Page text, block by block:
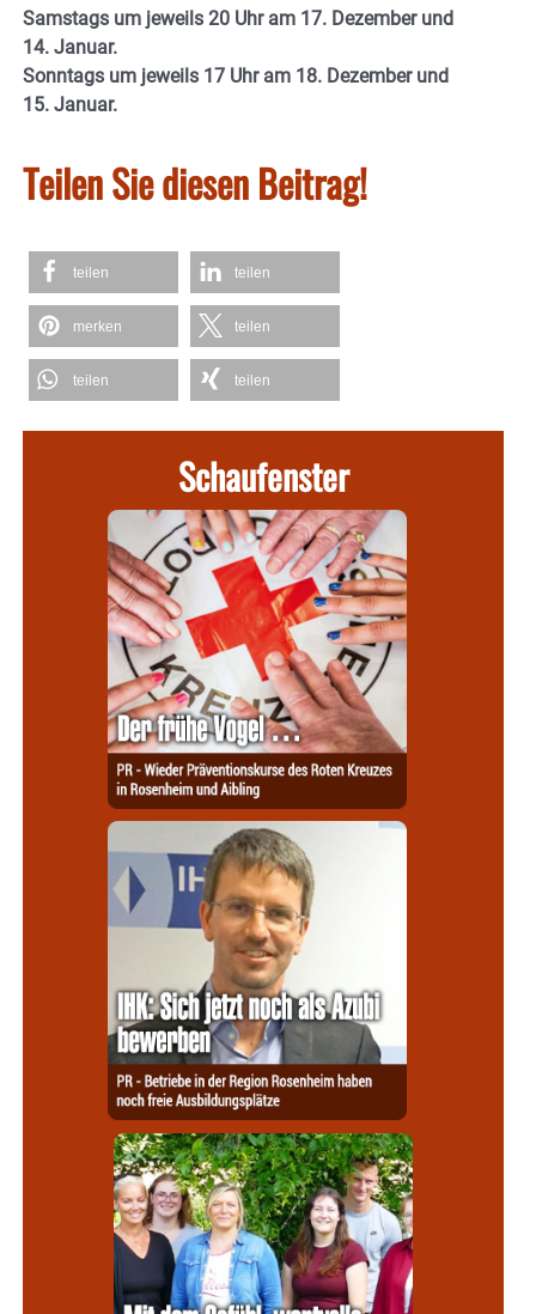
Samstags um jeweils 20 Uhr am 17. Dezember und
14. Januar.
Sonntags um jeweils 17 Uhr am 18. Dezember und
15. Januar.
Teilen Sie diesen Beitrag!
teilen teilen
merken teilen
teilen teilen
Schaufenster